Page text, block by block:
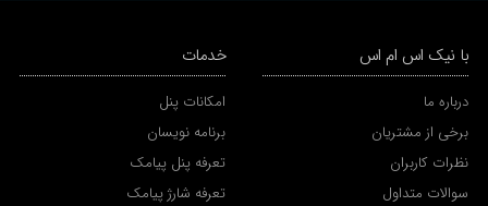
با نیک اس ام اس
درباره ما
برخی از مشتریان
نظرات کاربران
سوالات متداول
خدمات
امکانات پنل
برنامه نویسان
تعرفه پنل پیامک
تعرفه شارژ پیامک